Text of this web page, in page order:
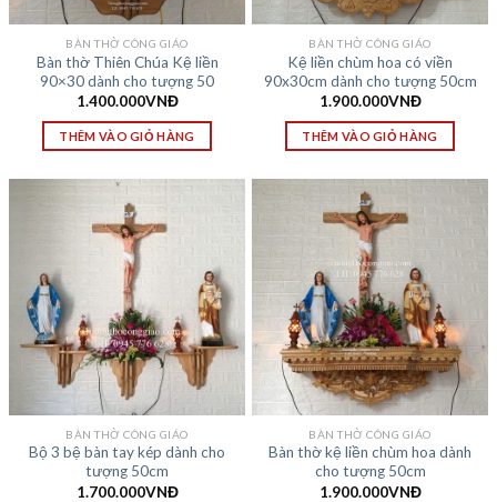
BÀN THỜ CÔNG GIÁO
Bàn thờ Thiên Chúa Kệ liền
90×30 dành cho tượng 50
1.400.000VNĐ
THÊM VÀO GIỎ HÀNG
BÀN THỜ CÔNG GIÁO
Kệ liền chùm hoa có viền
90x30cm dành cho tượng 50cm
1.900.000VNĐ
THÊM VÀO GIỎ HÀNG
BÀN THỜ CÔNG GIÁO
Bộ 3 bệ bàn tay kép dành cho
tượng 50cm
1.700.000VNĐ
BÀN THỜ CÔNG GIÁO
Bàn thờ kệ liền chùm hoa dành
cho tượng 50cm
1.900.000VNĐ